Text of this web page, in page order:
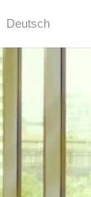
Deutsch